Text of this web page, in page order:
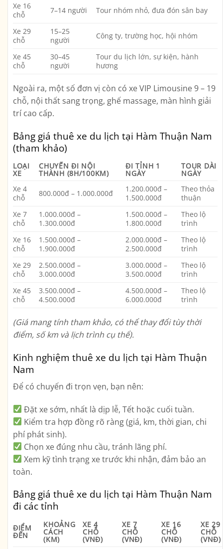
Xe 16
chỗ
7–14 người Tour nhóm nhỏ, đưa đón sân bay
Xe 29
chỗ
15–25
người
Công ty, trường học, hội nhóm
Xe 45
chỗ
30–45
người
Tour du lịch lớn, sự kiện, hành
hương
Ngoài ra, một số đơn vị còn có xe VIP Limousine9 – 19
chỗ, nội thất sang trọng, ghế massage, màn hình giải
trí cao cấp.
Bảng giá thuê xe du lịch tại Hàm Thuận Nam
(tham khảo)
LOẠI
XE
CHUYẾN ĐI NỘI
THÀNH (8H/100KM)
ĐI TỈNH 1
NGÀY
TOUR DÀI
NGÀY
Xe 4
chỗ
800.000đ – 1.000.000đ
1.200.000đ –
1.500.000đ
Theo thỏa
thuận
Xe 7
chỗ
1.000.000đ –
1.300.000đ
1.500.000đ –
1.800.000đ
Theo lộ
trình
Xe 16
chỗ
1.500.000đ –
1.900.000đ
2.000.000đ –
2.500.000đ
Theo lộ
trình
Xe 29
chỗ
2.500.000đ –
3.000.000đ
3.000.000đ –
3.500.000đ
Theo lộ
trình
Xe 45
chỗ
3.500.000đ –
4.500.000đ
4.500.000đ –
6.000.000đ
Theo lộ
trình
(Giá mang tính tham khảo, có thể thay đổi tùy thời
điểm, số km và lịch trình cụ thể).
Kinh nghiệm thuê xe du lịch tại Hàm Thuận
Nam
Để có chuyến đi trọn vẹn, bạn nên:
Đặt xe sớm, nhất là dịp lễ, Tết hoặc cuối tuần.
Kiểm tra hợp đồng rõ ràng(giá, km, thời gian, chi
phí phát sinh).
Chọn xe đúng nhu cầu, tránh lãng phí.
Xem kỹ tình trạng xe trước khi nhận, đảm bảo an
toàn.
Bảng giá thuê xe du lịch tại Hàm Thuận Nam
đi các tỉnh
ĐIỂM
ĐẾN
KHOẢNG
CÁCH
(KM)
XE 4
CHỖ
(VNĐ)
XE 7
CHỖ
(VNĐ)
XE 16
CHỖ
(VNĐ)
XE 29
CHỖ
(VNĐ)